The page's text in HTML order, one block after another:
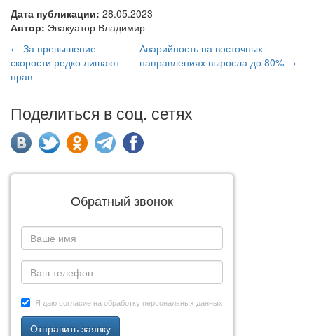
Дата публикации: 28.05.2023
Автор: Эвакуатор Владимир
← За превышение
скорости редко лишают
прав
Аварийность на восточных
направлениях выросла до 80% →
Поделиться в соц. сетях
Обратный звонок
Я даю согласие на обработку персональных данных
Отправить заявку